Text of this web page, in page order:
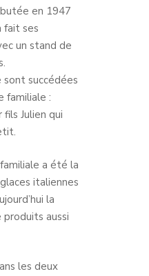
en 1947
fait ses
un stand de
sont succédées
familiale :
Julien qui
a été la
italiennes
la
produits aussi
les deux